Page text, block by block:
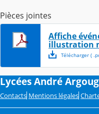
Pièces jointes
Affiche
illustration
Télécharger( .
Lycées André
Contacts Mentions légales